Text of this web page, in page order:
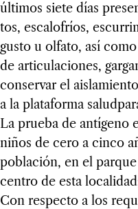
últimos siete días
tos, escalofríos,
gusto u olfato, así
de articulaciones,
conservar el
a la plataforma
La prueba de antígeno
niños de cero a cinco
población, en el
centro de esta
Con respecto a los